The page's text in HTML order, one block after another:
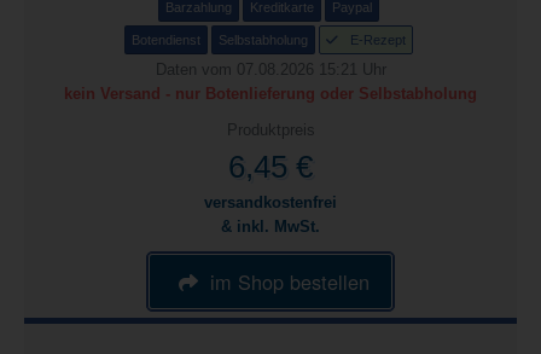
Barzahlung Kreditkarte Paypal
Botendienst Selbstabholung E-Rezept
Daten vom 07.08.2026 15:21 Uhr
kein Versand - nur Botenlieferung oder Selbstabholung
Produktpreis
6,45 €
versandkostenfrei
& inkl. MwSt.
im Shop bestellen